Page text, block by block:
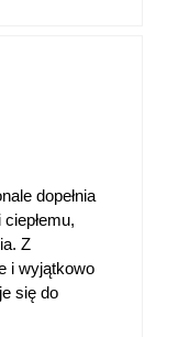
dopełnia
Z
i wyjątkowo
się do